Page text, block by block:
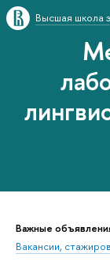
Высшая школа
Важные
Вакансии,